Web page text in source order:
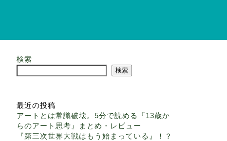
検索
検索
最近の投稿
アートとは常識破壊。5分で読める『13歳か
らのアート思考』まとめ・レビュー
『第三次世界大戦はもう始まっている』！？